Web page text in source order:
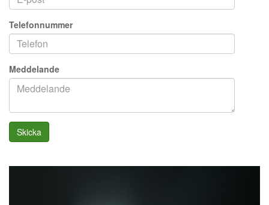
Telefonnummer
Meddelande
Skicka